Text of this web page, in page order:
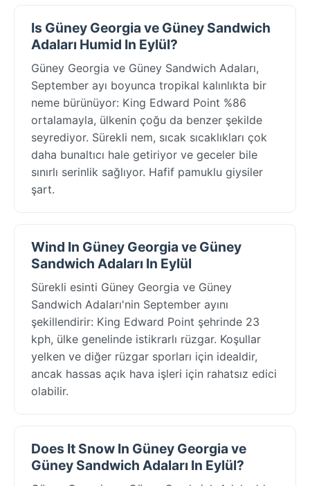
Is Güney Georgia ve Güney Sandwich
Adaları Humid In Eylül?
Güney Georgia ve Güney Sandwich Adaları,
September ayı boyunca tropikal kalınlıkta bir
neme bürünüyor: King Edward Point %86
ortalamayla, ülkenin çoğu da benzer şekilde
seyrediyor. Sürekli nem, sıcak sıcaklıkları çok
daha bunaltıcı hale getiriyor ve geceler bile
sınırlı serinlik sağlıyor. Hafif pamuklu giysiler
şart.
Wind In Güney Georgia ve Güney
Sandwich Adaları In Eylül
Sürekli esinti Güney Georgia ve Güney
Sandwich Adaları'nin September ayını
şekillendirir: King Edward Point şehrinde 23
kph, ülke genelinde istikrarlı rüzgar. Koşullar
yelken ve diğer rüzgar sporları için idealdir,
ancak hassas açık hava işleri için rahatsız edici
olabilir.
Does It Snow In Güney Georgia ve
Güney Sandwich Adaları In Eylül?